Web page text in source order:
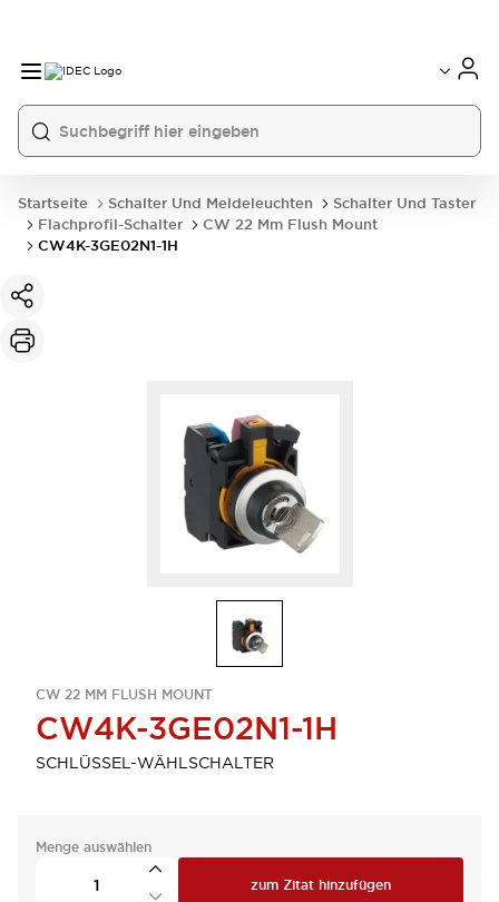
Startseite Schalter Und Meldeleuchten
Schalter Und Taster
Flachprofil-Schalter
CW 22 Mm Flush Mount
CW4K-3GE02N1-1H
CW 22 MM FLUSH MOUNT
CW4K-3GE02N1-1H
SCHLÜSSEL-WÄHLSCHALTER
Menge auswählen
zum Zitat hinzufügen